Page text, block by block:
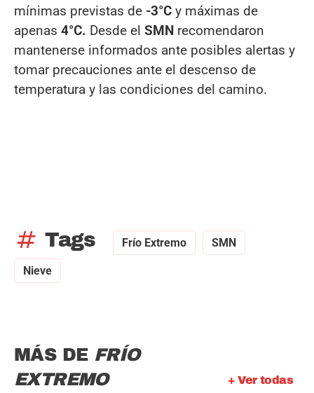
mínimas previstas de -3°C y máximas de
apenas 4°C. Desde el SMN recomendaron
mantenerse informados ante posibles alertas y
tomar precauciones ante el descenso de
temperatura y las condiciones del camino.
tag Tags Frío Extremo SMN
Nieve
+ Ver todas
MÁS DE FRÍO
EXTREMO